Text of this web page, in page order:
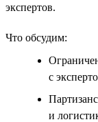
экспертов.
Что обсудим:
с
и